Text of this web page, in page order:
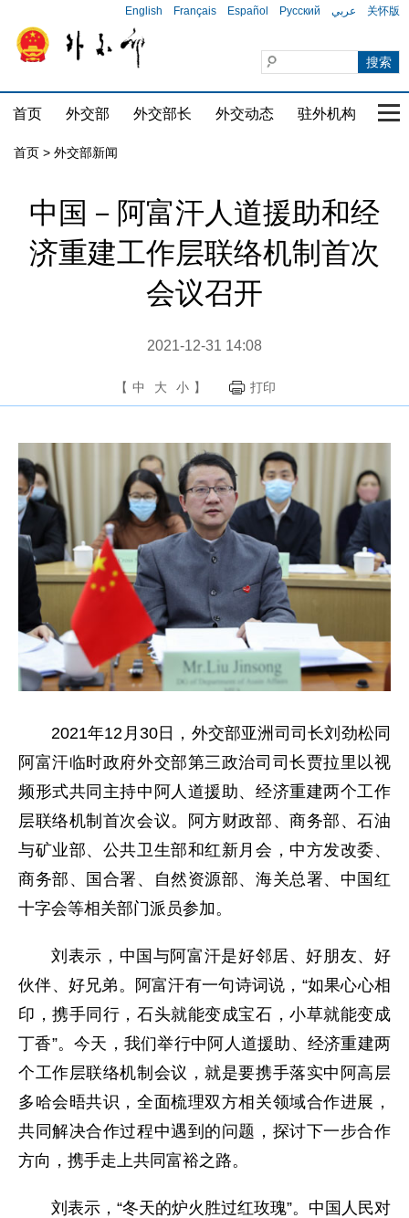
English Français Español Русский عربي 关怀版
首页 外交部 外交部长 外交动态 驻外机构 国
首页 > 外交部新闻
中国－阿富汗人道援助和经
济重建工作层联络机制首次
会议召开
2021-12-31 14:08
【 中 大 小 】 打印
2021年12月30日，外交部亚洲司司长刘劲松同
阿富汗临时政府外交部第三政治司司长贾拉里以视
频形式共同主持中阿人道援助、经济重建两个工作
层联络机制首次会议。阿方财政部、商务部、石油
与矿业部、公共卫生部和红新月会，中方发改委、
商务部、国合署、自然资源部、海关总署、中国红
十字会等相关部门派员参加。
刘表示，中国与阿富汗是好邻居、好朋友、好
伙伴、好兄弟。阿富汗有一句诗词说，“如果心心相
印，携手同行，石头就能变成宝石，小草就能变成
丁香”。今天，我们举行中阿人道援助、经济重建两
个工作层联络机制会议，就是要携手落实中阿高层
多哈会晤共识，全面梳理双方相关领域合作进展，
共同解决合作过程中遇到的问题，探讨下一步合作
方向，携手走上共同富裕之路。
刘表示，“冬天的炉火胜过红玫瑰”。中国人民对